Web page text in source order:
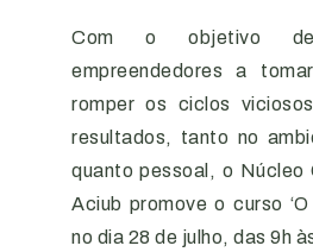
Com o objetivo
empreendedores a
romper os ciclos
resultados, tanto no
quanto pessoal, o Núcleo
Aciub promove o curso
no dia 28 de julho, das 9h